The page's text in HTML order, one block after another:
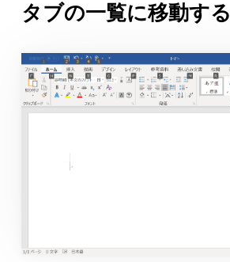
タブの一覧に移動する